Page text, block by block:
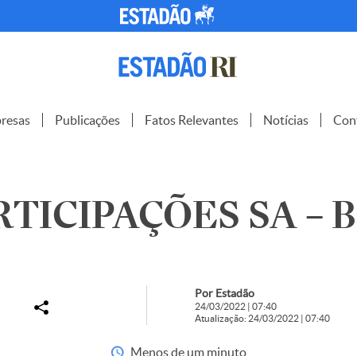
Publicações Fatos Relevantes Notícias
SA –
Por Estadão
24/03/2022 | 07:40
Atualização: 24/03/2022 | 07:40
Menos de um minuto